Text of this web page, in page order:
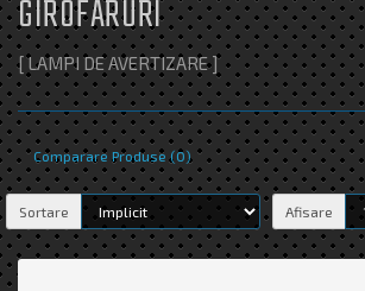
GIROFARURI
[ LAMPI DE AVERTIZARE ]
Comparare Produse (0)
Sortare Afisare